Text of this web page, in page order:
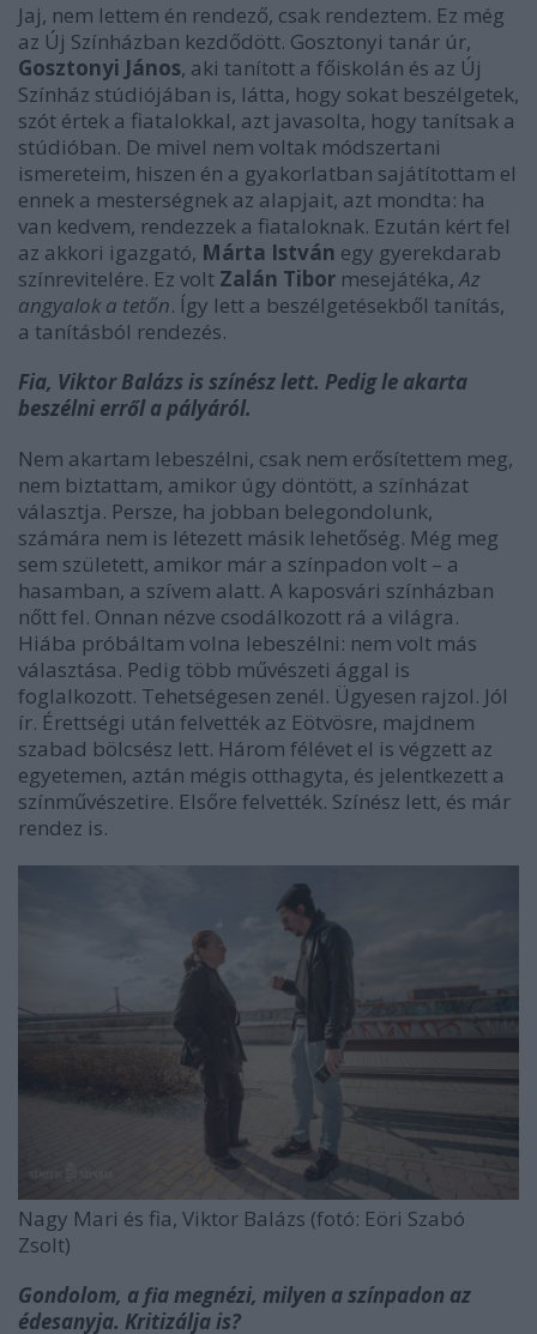
Jaj, nem lettem én rendező, csak rendeztem. Ez még
az Új Színházban kezdődött. Gosztonyi tanár úr,
Gosztonyi János, aki tanított a főiskolán és az Új
Színház stúdiójában is, látta, hogy sokat beszélgetek,
szót értek a fiatalokkal, azt javasolta, hogy tanítsak a
stúdióban. De mivel nem voltak módszertani
ismereteim, hiszen én a gyakorlatban sajátítottam el
ennek a mesterségnek az alapjait, azt mondta: ha
van kedvem, rendezzek a fiataloknak. Ezután kért fel
az akkori igazgató, Márta István egy gyerekdarab
színrevitelére. Ez volt Zalán Tibor mesejátéka,Az
angyalok a tetőn. Így lett a beszélgetésekből tanítás,
a tanításból rendezés.
Fia, Viktor Balázs is színész lett. Pedig le akarta
beszélni erről a pályáról.
Nem akartam lebeszélni, csak nem erősítettem meg,
nem biztattam, amikor úgy döntött, a színházat
választja. Persze, ha jobban belegondolunk,
számára nem is létezett másik lehetőség. Még meg
sem született, amikor már a színpadon volt – a
hasamban, a szívem alatt. A kaposvári színházban
nőtt fel. Onnan nézve csodálkozott rá a világra.
Hiába próbáltam volna lebeszélni: nem volt más
választása. Pedig több művészeti ággal is
foglalkozott. Tehetségesen zenél. Ügyesen rajzol. Jól
ír. Érettségi után felvették az Eötvösre, majdnem
szabad bölcsész lett. Három félévet el is végzett az
egyetemen, aztán mégis otthagyta, és jelentkezett a
színművészetire. Elsőre felvették. Színész lett, és már
rendez is.
Nagy Mari és fia, Viktor Balázs (fotó: Eöri Szabó
Zsolt)
Gondolom, a fia megnézi, milyen a színpadon az
édesanyja. Kritizálja is?